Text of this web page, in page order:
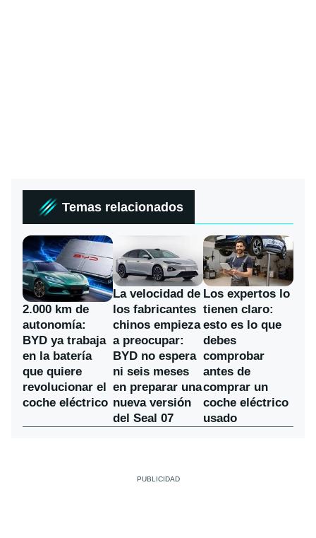
Temas relacionados
2.000 km de
autonomía:
BYD ya trabaja
en la batería
que quiere
revolucionar el
coche eléctrico
La velocidad de
los fabricantes
chinos empieza
a preocupar:
BYD no espera
ni seis meses
en preparar una
nueva versión
del Seal 07
Los expertos lo
tienen claro:
esto es lo que
debes
comprobar
antes de
comprar un
coche eléctrico
usado